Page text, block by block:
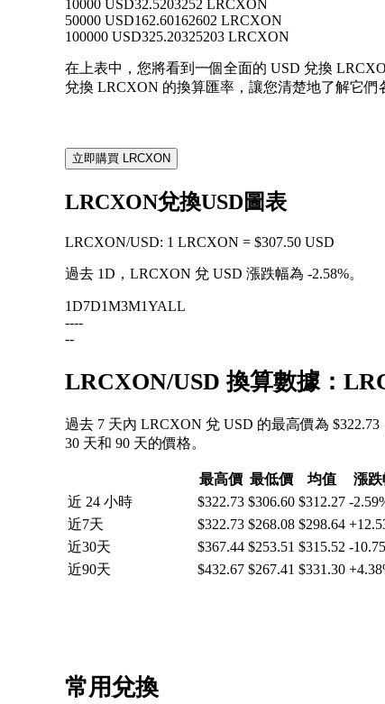
10000 USD32.5203252 LRCXON
50000 USD162.60162602 LRCXON
100000 USD325.20325203 LRCXON
在上表中，您將看到一個全面的 USD 兌換
兌換 LRCXON 的換算匯率，讓您清楚地了解它們
立即購買 LRCXON
LRCXON兌換USD圖表
LRCXON/USD: 1 LRCXON = $307.50 USD
過去 1D，LRCXON 兌 USD 漲跌幅為 -2.58%。
1D7D1M3M1YALL
----
--
LRCXON/USD 換算數據：
過去 7 天內 LRCXON 兌 USD 的最高價為
30 天和 90 天的價格。
最高價 最低價 均值
漲跌
近 24 小時
$322.73 $306.60 $312.27 -
近7天
$322.73 $268.08 $298.64
近30天
$367.44 $253.51 $315.52 -
近90天
$432.67 $267.41 $331.30
常用兌換